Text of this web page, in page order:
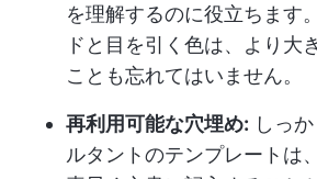
を理解するのに役立ちます
ドと目を引く色は、より大
ことも忘れてはいません。
再利用可能な穴埋め: しっ
ルタントのテンプレートは